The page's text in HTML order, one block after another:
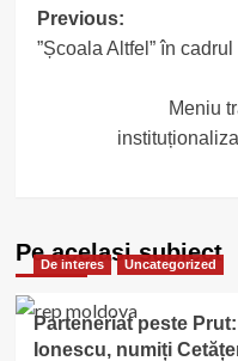
Post
navigation
Previous:
”Școala Altfel” în
Meniu
Pe acelasi subiect
De interes Uncategorized
Parteneriat peste
Ionescu, numiți